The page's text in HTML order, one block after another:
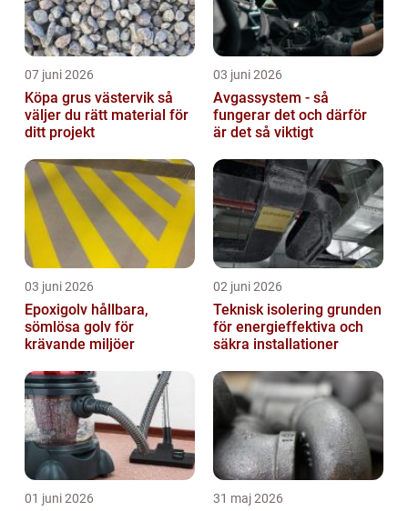
07 juni 2026
Köpa grus västervik så
väljer du rätt material för
ditt projekt
03 juni 2026
Avgassystem - så
fungerar det och därför
är det så viktigt
03 juni 2026
Epoxigolv hållbara,
sömlösa golv för
krävande miljöer
02 juni 2026
Teknisk isolering grunden
för energieffektiva och
säkra installationer
01 juni 2026 31 maj 2026